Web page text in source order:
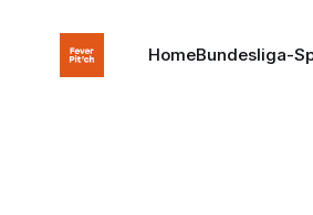
HomeBundesliga-